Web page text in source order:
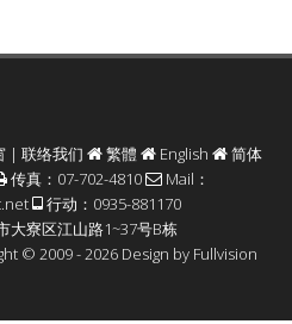
| 联络我们 繁體 English
简体
传真：07-702-4810
Mail：
行动：0935-881170
大寮区江山路1~37号B栋
© 2009 - 2026 Design by Fullvision